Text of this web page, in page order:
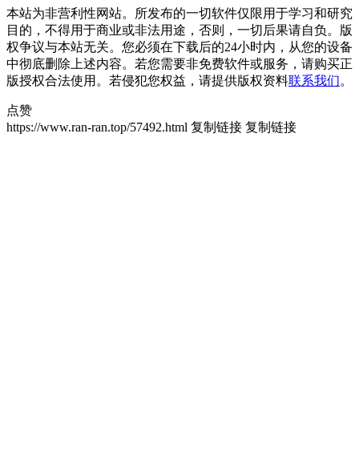
本站为非营利性网站。所发布的一切软件仅限用于学习和研究
目的，不得用于商业或非法用途，否则，一切后果请自负。版
权争议与本站无关。您必须在下载后的24小时内，从您的设备
中彻底删除上述内容。若您需要非免费软件或服务，请购买正
版授权合法使用。若侵犯您权益，请提供版权资料联系我们。
点赞
https://www.ran-ran.top/57492.html 复制链接 复制链接